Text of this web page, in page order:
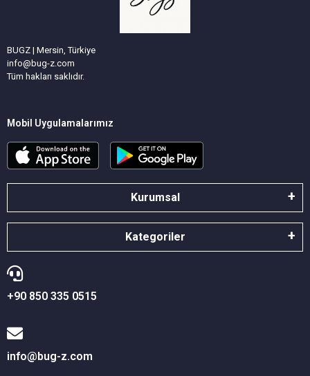
BUGZ | Mersin, Türkiye
info@bug-z.com
Tüm hakları saklıdır.
Mobil Uygulamalarımız
Kurumsal
Kategoriler
+90 850 335 0515
info@bug-z.com